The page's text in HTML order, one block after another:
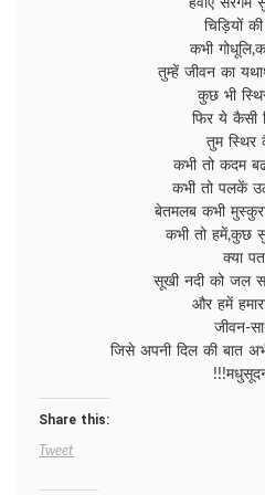
हवाएँ सरगम
चिड़ियों
कभी
तुम्हें जीवन का
कुछ भी
फिर ये कैसी
तुम स्थिर
कभी तो कदम
कभी तो पलकें
बेतमलब कभी
कभी तो हमें,कुछ
क्या
सूखी नदी को जल
और हमें
जीवन-
जिसे अपनी दिल की बात
Share this:
Tweet